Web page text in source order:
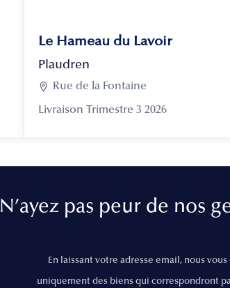
Le Hameau du Lavoir
Plaudren
 Rue de la Fontaine
Livraison Trimestre 3 2026
N’ayez pas peur de nos
En laissant votre adresse email, nous
uniquement des biens qui correspondront